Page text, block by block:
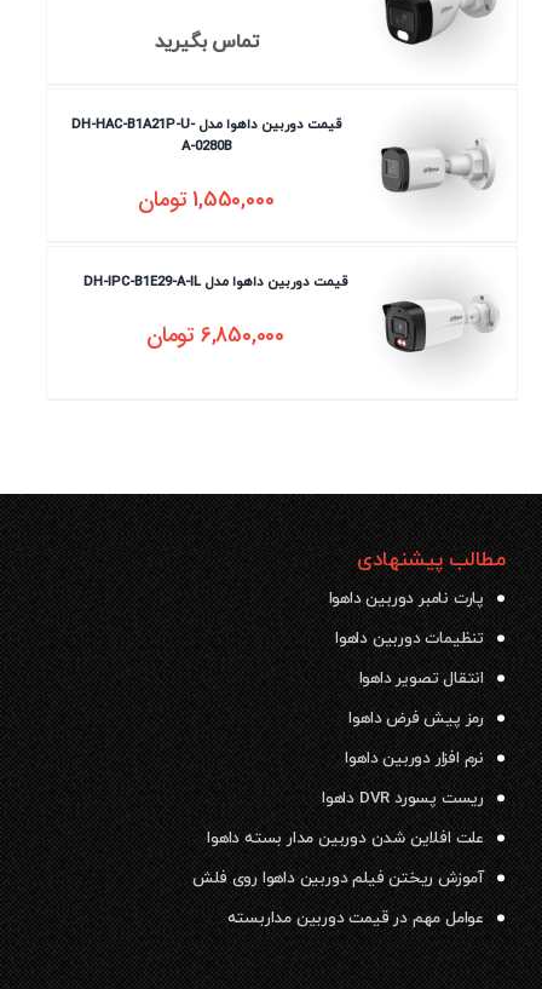
تماس بگیرید
قیمت دوربین داهوا مدل DH-HAC-B1A21P-U-
A-0280B
1,550,000تومان
قیمت دوربین داهوا مدل DH-IPC-B1E29-A-IL
6,850,000تومان
مطالب پیشنهادی
پارت نامبر دوربین داهوا
تنظیمات دوربین داهوا
انتقال تصویر داهوا
رمز پیش فرض داهوا
نرم افزار دوربین داهوا
ریست پسورد DVR داهوا
علت افلاین شدن دوربین مدار بسته داهوا
آموزش ریختن فیلم دوربین داهوا روی فلش
عوامل مهم در قیمت دوربین مداربسته